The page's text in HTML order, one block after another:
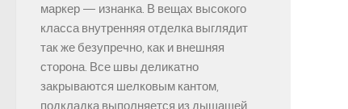
маркер — изнанка. В вещах высокого
класса внутренняя отделка выглядит
так же безупречно, как и внешняя
сторона. Все швы деликатно
закрываются шелковым кантом,
подкладка выполняется из дышащей